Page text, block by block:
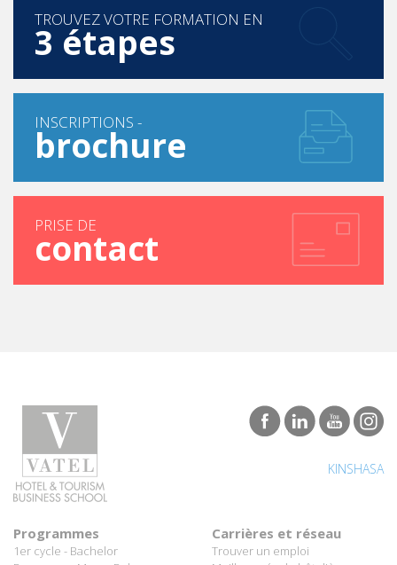
3 étapes
brochure
contact
1er cycle - Bachelor
Programme Marco Polo
Trouver un emploi
Meilleure école hôtelière